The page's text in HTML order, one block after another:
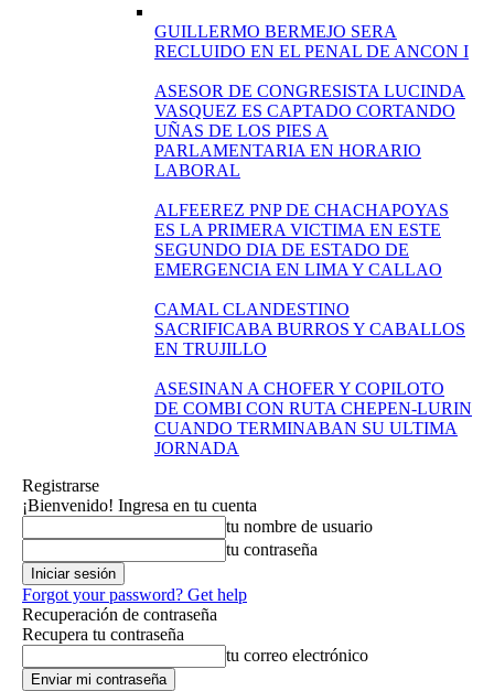
GUILLERMO BERMEJO SERA
RECLUIDO EN EL PENAL DE ANCON I
ASESOR DE CONGRESISTA LUCINDA
VASQUEZ ES CAPTADO CORTANDO
UÑAS DE LOS PIES A
PARLAMENTARIA EN HORARIO
LABORAL
ALFEEREZ PNP DE CHACHAPOYAS
ES LA PRIMERA VICTIMA EN ESTE
SEGUNDO DIA DE ESTADO DE
EMERGENCIA EN LIMA Y CALLAO
CAMAL CLANDESTINO
SACRIFICABA BURROS Y CABALLOS
EN TRUJILLO
ASESINAN A CHOFER Y COPILOTO
DE COMBI CON RUTA CHEPEN-LURIN
CUANDO TERMINABAN SU ULTIMA
JORNADA
Registrarse
¡Bienvenido! Ingresa en tu cuenta
tu nombre de usuario
tu contraseña
Forgot your password? Get help
Recuperación de contraseña
Recupera tu contraseña
tu correo electrónico